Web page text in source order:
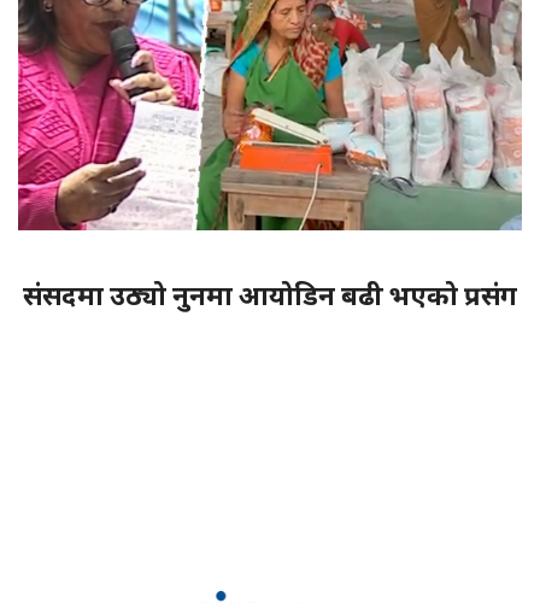
संसदमा उठ्यो नुनमा आयोडिन बढी भएको प्रसंग